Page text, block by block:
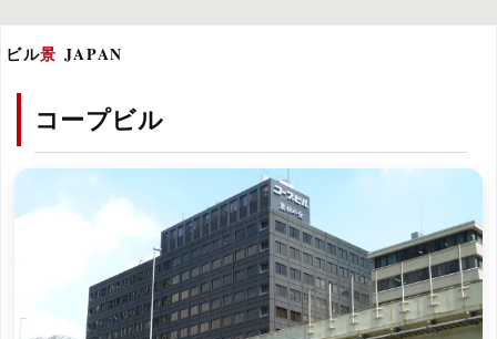
ビル景 JAPAN
コープビル